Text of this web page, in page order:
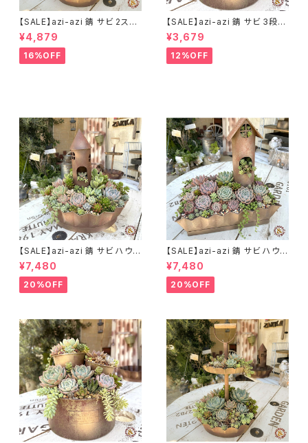
【SALE】azi-azi 錆 サビ 2ステ
ップ プランター
¥4,879
16%OFF
【SALE】azi-azi 錆 サビ 3段シ
ャビー プランター
¥3,679
12%OFF
【SALE】azi-azi 錆 サビ ハウス
プランター ラウンド 訳あり 特価
送料無料
¥7,480
20%OFF
【SALE】azi-azi 錆 サビ ハウス
プランター スクエア 訳あり 特
価 送料無料
¥7,480
20%OFF